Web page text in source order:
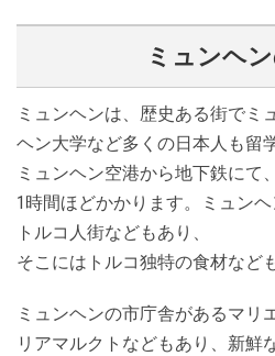
ミュンヘ
ミュンヘンは、歴史ある街でミ
ヘン大学など多くの日本人も留
ミュンヘン空港から地下鉄にて
1時間ほどかかります。ミュン
トルコ人街などもあり、
そこにはトルコ独特の食材など
ミュンヘンの市庁舎があるマリ
リアマルクトなどもあり、新鮮